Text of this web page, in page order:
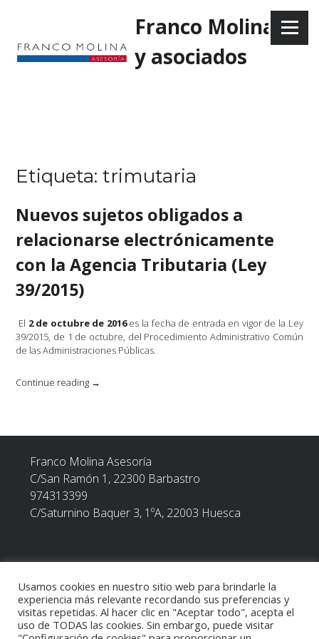
Franco Molina
y asociados
Menu
Etiqueta:trimutaria
Nuevos sujetos obligados a
relacionarse electrónicamente
con la Agencia Tributaria (Ley
39/2015)
El 2 de octubre de 2016es la fecha de entrada en vigor de la Ley
39/2015, de 1 de octubre, del Procedimiento Administrativo Común
de las Administraciones Públicas.
Continue reading «Nuevos
relacionarse
con
la
(Ley
→
Franco Molina Asesoría
C/San Ramón 1, 22300 Barbastro
974313399
C/Saturnino Baquer 3, 1ºA, 22003 Huesca
POLÍTICA DE PRIVACIDAD
TEXTO LEGAL
Usamos cookies en nuestro sitio web para brindarle la
experiencia más relevante recordando sus preferencias y
visitas repetidas. Al hacer clic en "Aceptar todo", acepta el
uso de TODAS las cookies. Sin embargo, puede visitar